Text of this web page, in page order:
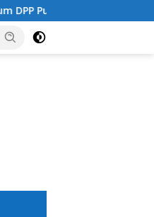
Usulkan Presiden